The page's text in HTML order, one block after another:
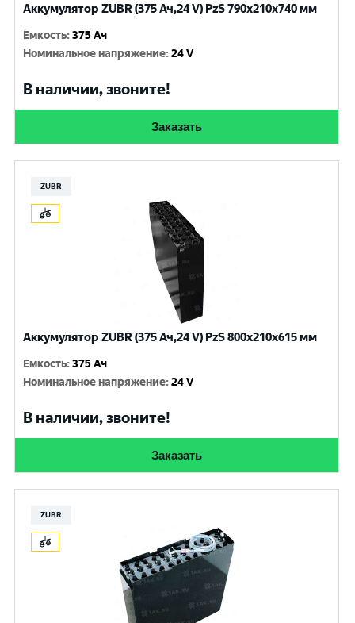
Аккумулятор ZUBR (375 Ач,24 V) PzS 790x210x740 мм
Емкость:375 Ач
Номинальное напряжение:24 V
В наличии, звоните!
Заказать
ZUBR
Аккумулятор ZUBR (375 Ач,24 V) PzS 800x210x615 мм
Емкость:375 Ач
Номинальное напряжение:24 V
В наличии, звоните!
Заказать
ZUBR